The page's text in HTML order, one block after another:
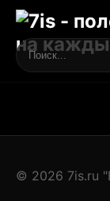
© 2026 7is.ru